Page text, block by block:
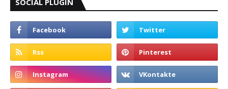
SOCIAL PLUGIN